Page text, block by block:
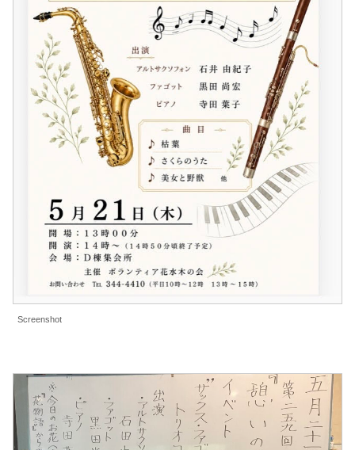
Screenshot